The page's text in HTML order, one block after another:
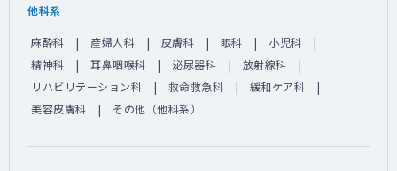
他科系
麻酔科 産婦人科 皮膚科 眼科
小児科
精神科
耳鼻咽喉科 泌尿器科
放射線科
リハビリテーション科
救命救急科
緩和ケア科
美容皮膚科
その他（他科系）